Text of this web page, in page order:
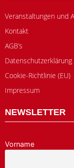
Veranstaltungen und
Kontakt
AGB’s
Datenschutzerklärung
Cookie-Richtlinie (EU)
Impressum
NEWSLETTER
Vorname